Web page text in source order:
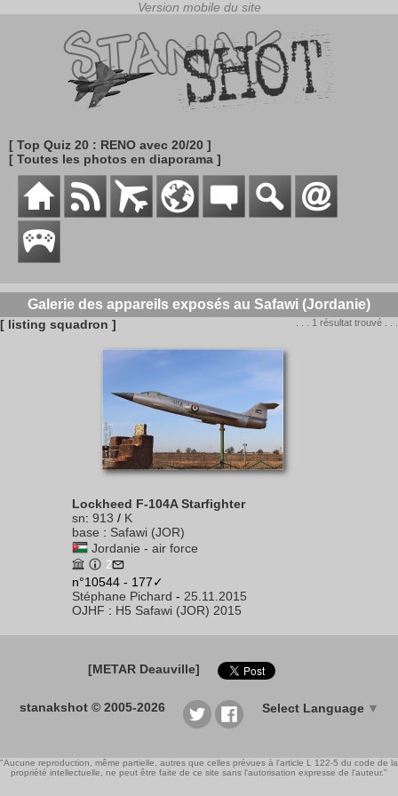
[ Top Quiz 20 : RENO avec 20/20 ]
[ Toutes les photos en diaporama ]
Galerie des appareils exposés au Safawi (Jordanie)
[ listing squadron ] . . . 1 résultat trouvé . . .
Lockheed F-104A Starfighter
sn: 913 / K
base : Safawi (JOR)
Jordanie - air force
2
n°10544 - 177✓
Stéphane Pichard - 25.11.2015
OJHF : H5 Safawi (JOR) 2015
[METAR Deauville]
stanakshot © 2005-2026 Select Language ▼
"Aucune reproduction, même partielle, autres que celles prévues à l'article L 122-5 du code de la
propriété intellectuelle, ne peut être faite de ce site sans l'autorisation expresse de l'auteur."